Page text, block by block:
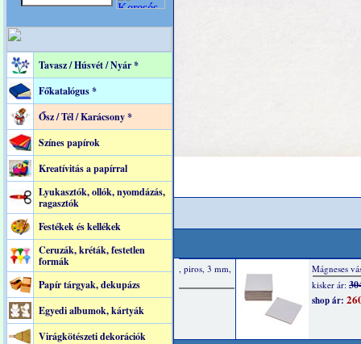
Tavasz / Húsvét / Nyár *
Főkatalógus *
Ősz / Tél / Karácsony *
Színes papírok
Kreatívitás a papírral
Lyukasztók, ollók, nyomdázás,
ragasztók
Festékek és kellékek
Ceruzák, kréták, festetlen
formák
Papír tárgyak, dekupázs
Egyedi albumok, kártyák
Virágkötészeti dekorációk